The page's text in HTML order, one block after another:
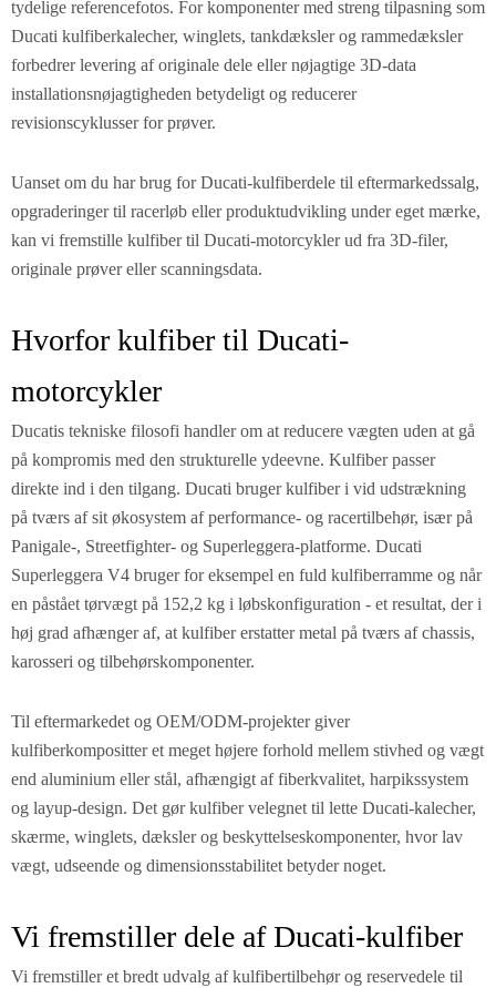
tydelige referencefotos. For komponenter med streng tilpasning som
Ducati kulfiberkalecher, winglets, tankdæksler og rammedæksler
forbedrer levering af originale dele eller nøjagtige 3D-data
installationsnøjagtigheden betydeligt og reducerer
revisionscyklusser for prøver.
Uanset om du har brug for Ducati-kulfiberdele til eftermarkedssalg,
opgraderinger til racerløb eller produktudvikling under eget mærke,
kan vi fremstille kulfiber til Ducati-motorcykler ud fra 3D-filer,
originale prøver eller scanningsdata.
Hvorfor kulfiber til Ducati-
motorcykler
Ducatis tekniske filosofi handler om at reducere vægten uden at gå
på kompromis med den strukturelle ydeevne. Kulfiber passer
direkte ind i den tilgang. Ducati bruger kulfiber i vid udstrækning
på tværs af sit økosystem af performance- og racertilbehør, især på
Panigale-, Streetfighter- og Superleggera-platforme. Ducati
Superleggera V4 bruger for eksempel en fuld kulfiberramme og når
en påstået tørvægt på 152,2 kg i løbskonfiguration - et resultat, der i
høj grad afhænger af, at kulfiber erstatter metal på tværs af chassis,
karosseri og tilbehørskomponenter.
Til eftermarkedet og OEM/ODM-projekter giver
kulfiberkompositter et meget højere forhold mellem stivhed og vægt
end aluminium eller stål, afhængigt af fiberkvalitet, harpikssystem
og layup-design. Det gør kulfiber velegnet til lette Ducati-kalecher,
skærme, winglets, dæksler og beskyttelseskomponenter, hvor lav
vægt, udseende og dimensionsstabilitet betyder noget.
Vi fremstiller dele af Ducati-kulfiber
Vi fremstiller et bredt udvalg af kulfibertilbehør og reservedele til